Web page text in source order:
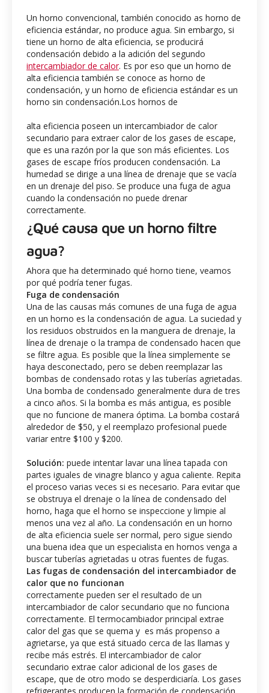
Un horno convencional, también conocido as horno de
eficiencia estándar, no produce agua. Sin embargo, si
tiene un horno de alta eficiencia, se producirá
condensación debido a la adición del segundo
intercambiador de calor. Es por eso que un horno de
alta eficiencia también se conoce as horno de
condensación, y un horno de eficiencia estándar es un
horno sin condensación.Los hornos de
alta eficiencia poseen un intercambiador de calor
secundario para extraer calor de los gases de escape,
que es una razón por la que son más eficientes. Los
gases de escape fríos producen condensación. La
humedad se dirige a una línea de drenaje que se vacía
en un drenaje del piso. Se produce una fuga de agua
cuando la condensación no puede drenar
correctamente.
¿Qué causa que un horno filtre
agua?
Ahora que ha determinado qué horno tiene, veamos
por qué podría tener fugas.
Fuga de condensación
Una de las causas más comunes de una fuga de agua
en un horno es la condensación de agua. La suciedad y
los residuos obstruidos en la manguera de drenaje, la
línea de drenaje o la trampa de condensado hacen que
se filtre agua. Es posible que la línea simplemente se
haya desconectado, pero se deben reemplazar las
bombas de condensado rotas y las tuberías agrietadas.
Una bomba de condensado generalmente dura de tres
a cinco años. Si la bomba es más antigua, es posible
que no funcione de manera óptima. La bomba costará
alrededor de $50, y el reemplazo profesional puede
variar entre $100 y $200.
Solución: puede intentar lavar una línea tapada con
partes iguales de vinagre blanco y agua caliente. Repita
el proceso varias veces si es necesario. Para evitar que
se obstruya el drenaje o la línea de condensado del
horno, haga que el horno se inspeccione y limpie al
menos una vez al año. La condensación en un horno
de alta eficiencia suele ser normal, pero sigue siendo
una buena idea que un especialista en hornos venga a
buscar tuberías agrietadas u otras fuentes de fugas.
Las fugas de condensación del intercambiador de
calor que no funcionan
correctamente pueden ser el resultado de un
intercambiador de calor secundario que no funciona
correctamente. El termocambiador principal extrae
calor del gas que se quema y es más propenso a
agrietarse, ya que está situado cerca de las llamas y
recibe más estrés. El intercambiador de calor
secundario extrae calor adicional de los gases de
escape, que de otro modo se desperdiciaría. Los gases